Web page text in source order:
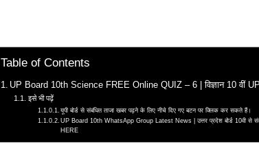
Table of Contents
UP Board 10th Science FREE Online QUIZ – 6 | विज्ञान 10 वीं
इसे भी पढ़ें
यूपी बोर्ड से संबंधित ताजा खबर पढ़ने के लिए नीचे दिए गए बटन पर क्लिक कर सकते हैं।
UP Board 10th WhatsApp Group Latest News | उत्तर प्रदेश बोर्ड 10वी से
HERE